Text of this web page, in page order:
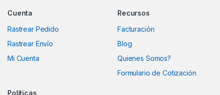
Cuenta
Rastrear Pedido
Rastrear Envío
Mi Cuenta
Recursos
Facturación
Blog
Quienes Somos?
Formulario de Cotización
Políticas